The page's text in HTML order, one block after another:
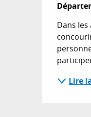
Dans
Lire